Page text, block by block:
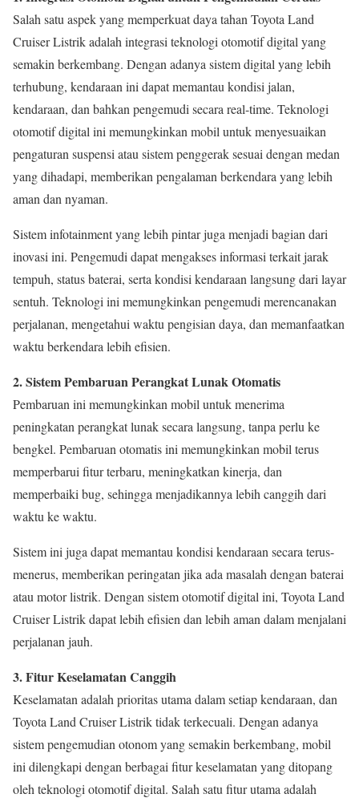
Salah satu aspek yang memperkuat daya tahan Toyota Land
Cruiser Listrik adalah integrasi teknologi otomotif digital yang
semakin berkembang. Dengan adanya sistem digital yang lebih
terhubung, kendaraan ini dapat memantau kondisi jalan,
kendaraan, dan bahkan pengemudi secara real-time. Teknologi
otomotif digital ini memungkinkan mobil untuk menyesuaikan
pengaturan suspensi atau sistem penggerak sesuai dengan medan
yang dihadapi, memberikan pengalaman berkendara yang lebih
aman dan nyaman.
Sistem infotainment yang lebih pintar juga menjadi bagian dari
inovasi ini. Pengemudi dapat mengakses informasi terkait jarak
tempuh, status baterai, serta kondisi kendaraan langsung dari layar
sentuh. Teknologi ini memungkinkan pengemudi merencanakan
perjalanan, mengetahui waktu pengisian daya, dan memanfaatkan
waktu berkendara lebih efisien.
2. Sistem Pembaruan Perangkat Lunak Otomatis
Pembaruan ini memungkinkan mobil untuk menerima
peningkatan perangkat lunak secara langsung, tanpa perlu ke
bengkel. Pembaruan otomatis ini memungkinkan mobil terus
memperbarui fitur terbaru, meningkatkan kinerja, dan
memperbaiki bug, sehingga menjadikannya lebih canggih dari
waktu ke waktu.
Sistem ini juga dapat memantau kondisi kendaraan secara terus-
menerus, memberikan peringatan jika ada masalah dengan baterai
atau motor listrik. Dengan sistem otomotif digital ini, Toyota Land
Cruiser Listrik dapat lebih efisien dan lebih aman dalam menjalani
perjalanan jauh.
3. Fitur Keselamatan Canggih
Keselamatan adalah prioritas utama dalam setiap kendaraan, dan
Toyota Land Cruiser Listrik tidak terkecuali. Dengan adanya
sistem pengemudian otonom yang semakin berkembang, mobil
ini dilengkapi dengan berbagai fitur keselamatan yang ditopang
oleh teknologi otomotif digital. Salah satu fitur utama adalah